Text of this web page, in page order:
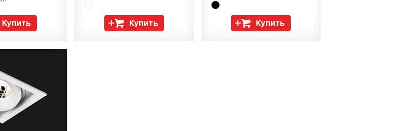
Купить Купить Купить